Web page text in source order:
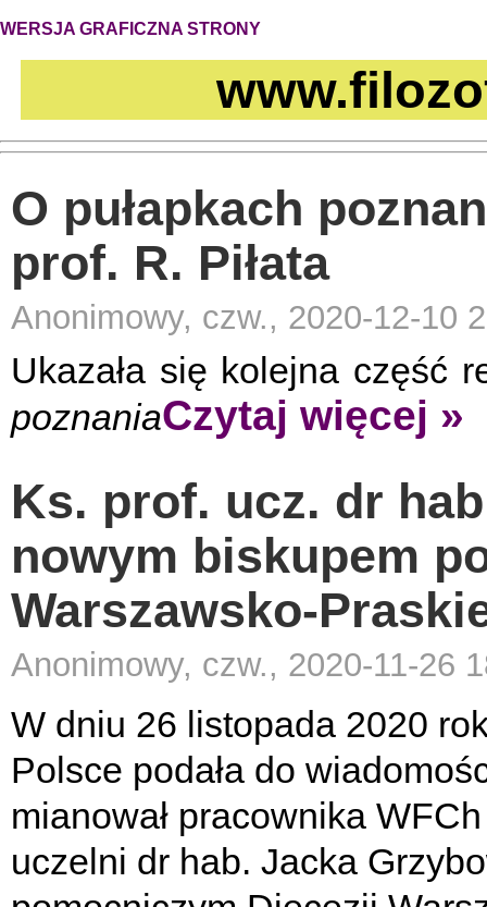
WERSJA GRAFICZNA STRONY
O pułapkach
prof. R. Piłata
Anonimowy, czw., 2020-12-10
Ukazała się kolejna część
poznaniaCzytaj więcej »
Ks. prof. ucz. dr
nowym biskupem
Warszawsko-
Anonimowy, czw., 2020-11-26
W dniu 26 listopada 2020
Polsce podała do
mianował pracownika
uczelni dr hab. Jacka